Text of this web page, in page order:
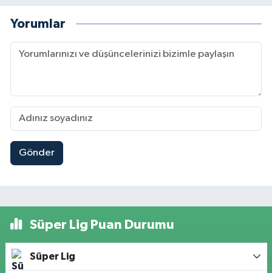
Yorumlar
Gönder
Süper Lig Puan Durumu
Süper Lig